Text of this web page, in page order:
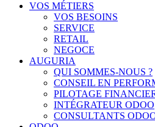
VOS MÉTIERS
VOS BESOINS
SERVICE
RETAIL
NEGOCE
AUGURIA
QUI SOMMES-NOUS ?
CONSEIL EN
PILOTAGE
INTÉGRATEUR ODOO
CONSULTANTS